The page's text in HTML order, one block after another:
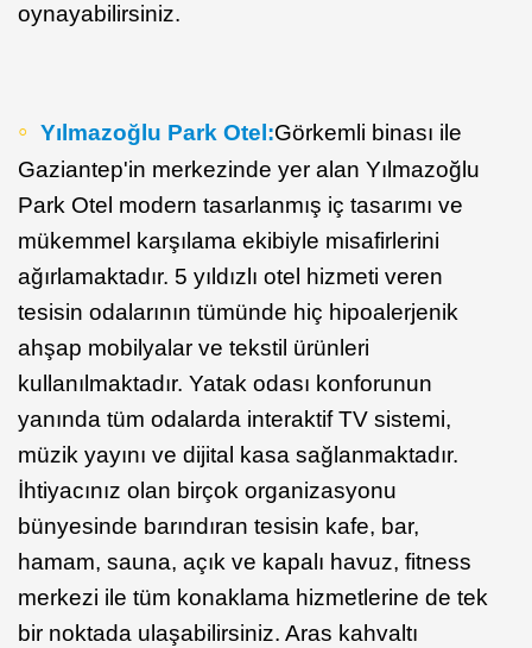
oynayabilirsiniz.
Yılmazoğlu Park Otel:Görkemli binası ile
Gaziantep'in merkezinde yer alan Yılmazoğlu
Park Otel modern tasarlanmış iç tasarımı ve
mükemmel karşılama ekibiyle misafirlerini
ağırlamaktadır. 5 yıldızlı otel hizmeti veren
tesisin odalarının tümünde hiç hipoalerjenik
ahşap mobilyalar ve tekstil ürünleri
kullanılmaktadır. Yatak odası konforunun
yanında tüm odalarda interaktif TV sistemi,
müzik yayını ve dijital kasa sağlanmaktadır.
İhtiyacınız olan birçok organizasyonu
bünyesinde barındıran tesisin kafe, bar,
hamam, sauna, açık ve kapalı havuz, fitness
merkezi ile tüm konaklama hizmetlerine de tek
bir noktada ulaşabilirsiniz. Aras kahvaltı